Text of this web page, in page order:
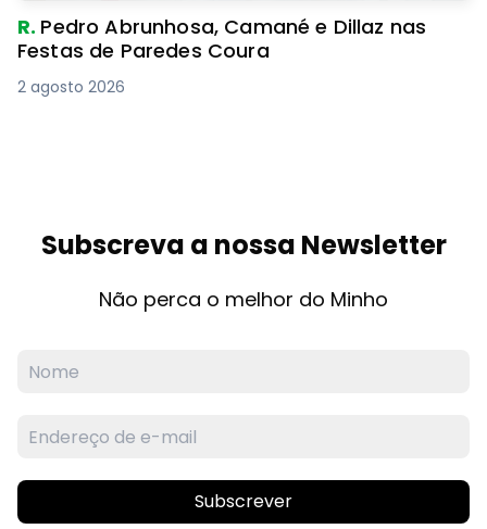
R. Pedro Abrunhosa, Camané e Dillaz nas
Festas de Paredes Coura
2 agosto 2026
Subscreva a nossa Newsletter
Não perca o melhor do Minho
Subscrever